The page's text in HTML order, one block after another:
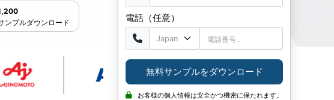
ンプルダウンロード
電話（任意）
無料サンプルをダウンロード
お客様の個人情報は安全かつ機密に保たれます。